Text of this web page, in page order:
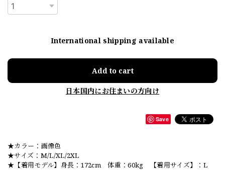
International shipping available
Add to cart
日本国内にお住まいの方向け
Save
★カラー：画像色
★サイズ：M/L/XL/2XL
★【着用モデル】身長：172cm 体重：60kg 【着用サイズ】：L